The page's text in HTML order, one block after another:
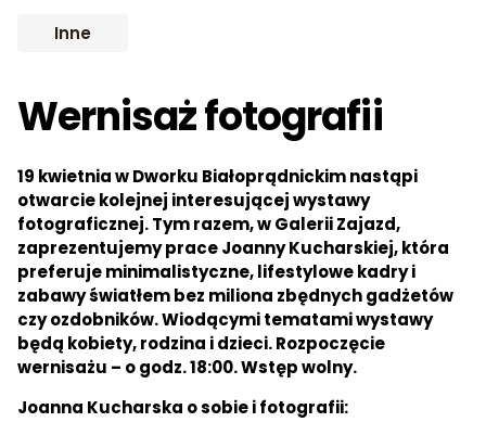
Inne
Wernisaż fotografii
19 kwietnia w Dworku Białoprądnickim nastąpi
otwarcie kolejnej interesującej wystawy
fotograficznej. Tym razem, w Galerii Zajazd,
zaprezentujemy prace Joanny Kucharskiej, która
preferuje minimalistyczne, lifestylowe kadry i
zabawy światłem bez miliona zbędnych gadżetów
czy ozdobników. Wiodącymi tematami wystawy
będą kobiety, rodzina i dzieci. Rozpoczęcie
wernisażu – o godz. 18:00. Wstęp wolny.
Joanna Kucharska o sobie i fotografii: